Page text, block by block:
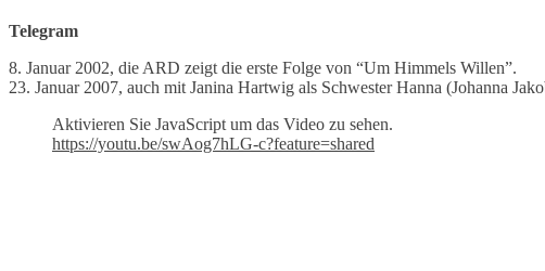
Telegram
8. Januar 2002, die ARD zeigt die erste Folge von “Um Himmels Willen”.
23. Januar 2007, auch mit Janina Hartwig als Schwester Hanna (Johanna
Aktivieren Sie JavaScript um das Video zu sehen.
https://youtu.be/swAog7hLG-c?feature=shared